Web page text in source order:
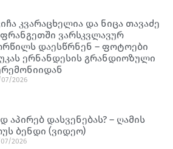
კვარაცხელია და ნიცა თავაძე
ვარსკვლავურ
დაესწრნენ – ფოტოები
ერნანდესის გრანდიოზული
2026
აპირებ დასვენებას? – ღამის
ბენდი (ვიდეო)
2026